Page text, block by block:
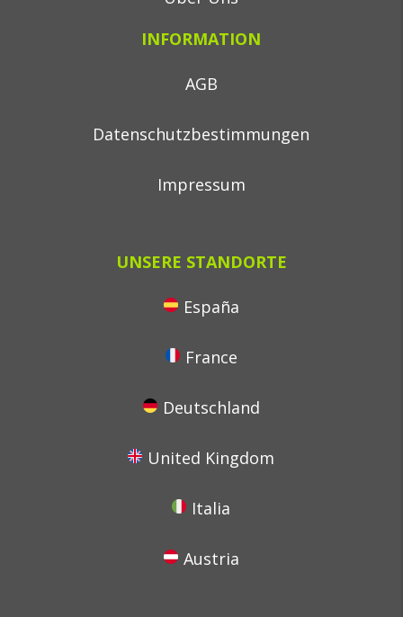
INFORMATION
AGB
Datenschutzbestimmungen
Impressum
UNSERE STANDORTE
España
France
Deutschland
United Kingdom
Italia
Austria